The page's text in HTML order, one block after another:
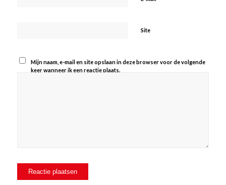
Site
Mijn naam, e-mail en site opslaan in deze browser voor de volgende
keer wanneer ik een reactie plaats.